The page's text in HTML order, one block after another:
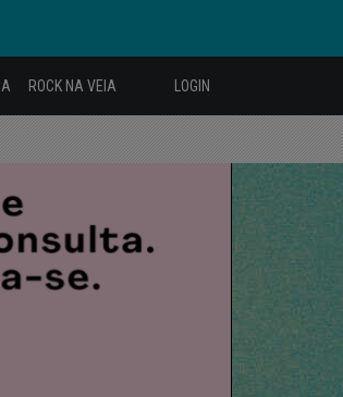
ROCK NA VEIA LOGIN